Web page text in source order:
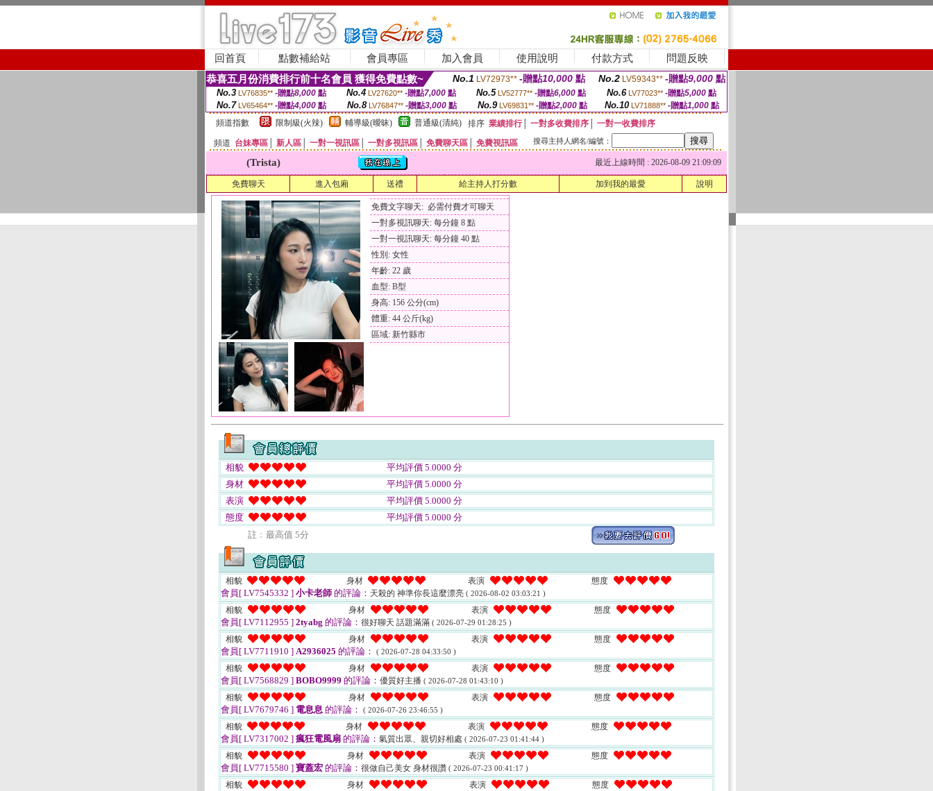
回首頁 點數補給站 會員專區 加入會員 使用說明 付款方式 問題反映
恭喜五月份消費排行前十名會員 獲得免費點數~ No.1 LV72973** -贈點10,000 點 No.2 LV59343** -贈點9,000 點
No.3 LV76835** -贈點8,000點 No.4 LV27620** -贈點7,000點 No.5 LV52777** -贈點6,000點 No.6 LV77023** -贈點5,000點
No.7 LV65464** -贈點4,000 點 No.8 LV76847** -贈點3,000 點 No.9 LV69831** -贈點2,000點 No.10 LV71888** -贈點1,000 點
頻道指數
限制級(火辣) 輔導級(曖昧) 普通級(清純) 排序 業績排行│ 一對多收費排序
一對一收費排序
頻道 台妹專區 新人區 一對一視訊區 一對多視訊區 免費聊天區 免費視訊區 搜尋主持人網名/編號：
(Trista) 最近上線時間 : 2026-08-09 21:09:09
免費聊天 進入包廂 送禮 給主持人打分數 加到我的最愛 說明
免費文字聊天: 必需付費才可聊天
一對多視訊聊天: 每分鐘 8 點
一對一視訊聊天: 每分鐘 40 點
性別: 女性
年齡: 22 歲
血型: B型
身高: 156 公分(cm)
體重: 44 公斤(kg)
區域: 新竹縣市
相貌
平均評價 5.0000 分
身材
平均評價 5.0000 分
表演
平均評價 5.0000 分
態度
平均評價 5.0000 分
註﹕最高值 5分
相貌 身材 表演 態度
會員[ LV7545332 ] 小卡老師 的評論： 天殺的 神準你長這麼漂亮 ( 2026-08-02 03:03:21 )
相貌 身材 表演 態度
會員[ LV7112955 ] 2tyabg 的評論： 很好聊天 話題滿滿 ( 2026-07-29 01:28:25 )
相貌 身材 表演 態度
會員[ LV7711910 ] A2936025 的評論： ( 2026-07-28 04:33:50 )
相貌 身材 表演 態度
會員[ LV7568829 ] BOBO9999 的評論： 優質好主播 ( 2026-07-28 01:43:10 )
相貌 身材 表演 態度
會員[ LV7679746 ] 電息息 的評論： ( 2026-07-26 23:46:55 )
相貌 身材 表演 態度
會員[ LV7317002 ] 瘋狂電風扇 的評論： 氣質出眾、親切好相處 ( 2026-07-23 01:41:44 )
相貌 身材 表演 態度
會員[ LV7715580 ] 寶蓋宏 的評論： 很做自己美女 身材很讚 ( 2026-07-23 00:41:17 )
相貌 身材 表演 態度